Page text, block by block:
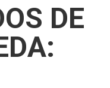
DE